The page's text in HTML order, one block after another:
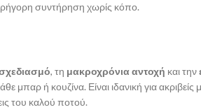
συντήρηση χωρίς κόπο.
σχεδιασμό, τη μακροχρόνια αντοχή και την
μπαρ ή κουζίνα. Είναι ιδανική για
του καλού ποτού.